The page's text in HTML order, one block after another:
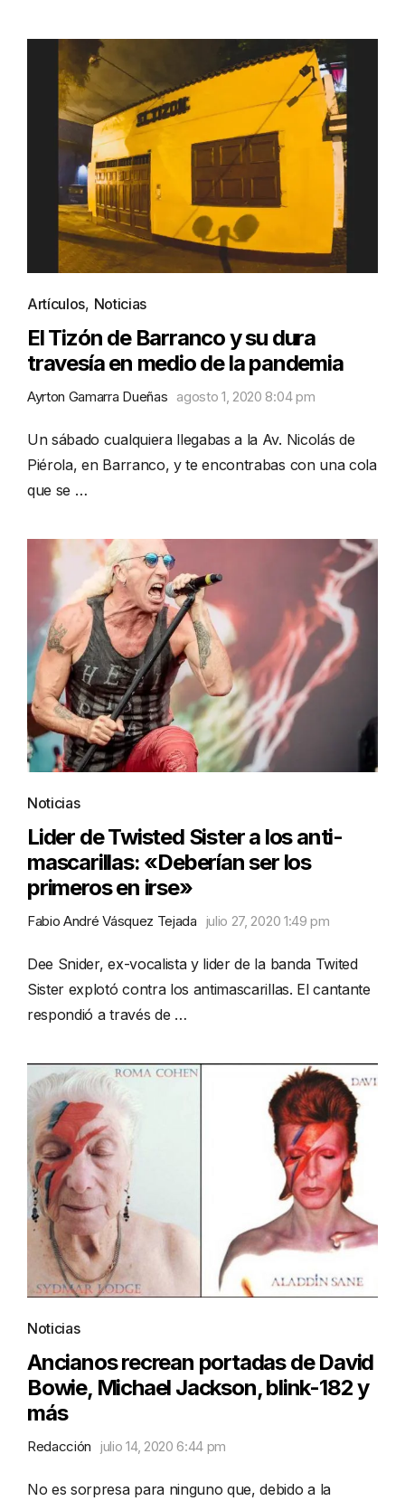
Artículos, Noticias
El Tizón de Barranco y su dura
travesía en medio de la pandemia
Ayrton Gamarra Dueñas agosto 1, 2020 8:04 pm
Un sábado cualquiera llegabas a la Av. Nicolás de
Piérola, en Barranco, y te encontrabas con una cola
que se …
Noticias
Lider de Twisted Sister a los anti-
mascarillas: «Deberían ser los
primeros en irse»
Fabio André Vásquez Tejada julio 27, 2020 1:49 pm
Dee Snider, ex-vocalista y lider de la banda Twited
Sister explotó contra los antimascarillas. El cantante
respondió a través de …
Noticias
Ancianos recrean portadas de David
Bowie, Michael Jackson, blink-182 y
más
Redacción julio 14, 2020 6:44 pm
No es sorpresa para ninguno que, debido a la